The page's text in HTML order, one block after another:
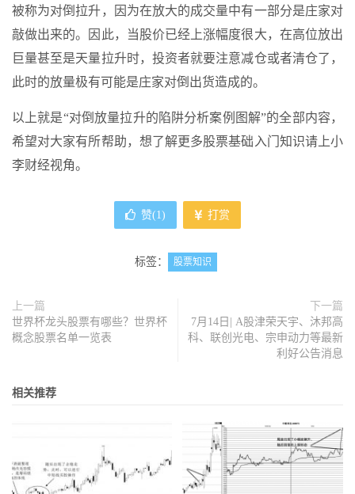
被称为对倒拉升，因为在放大的成交量中有一部分是庄家对
敲做出来的。因此，当股价已经上涨幅度很大，在高位放出
巨量甚至是天量拉升时，投资者就要注意减仓或者清仓了，
此时的放量极有可能是庄家对倒出货造成的。
以上就是“对倒放量拉升的陷阱分析案例图解”的全部内容，
希望对大家有所帮助，想了解更多股票基础入门知识请上小
李财经视角。
赞(1) 打赏
标签： 股票知识
上一篇
世界杯龙头股票有哪些？世界杯
概念股票名单一览表
下一篇
7月14日| A股津荣天宇、沐邦高
科、联创光电、宗申动力等最新
利好公告消息
相关推荐